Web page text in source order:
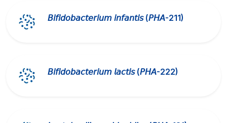
𝘉𝘪𝘧𝘪𝘥𝘰𝘣𝘢𝘤𝘵𝘦𝘳𝘪𝘶𝘮 𝘪𝘯𝘧𝘢𝘯𝘵𝘪𝘴 (𝘗𝘏𝘈-211)
𝘉𝘪𝘧𝘪𝘥𝘰𝘣𝘢𝘤𝘵𝘦𝘳𝘪𝘶𝘮 𝘭𝘢𝘤𝘵𝘪𝘴 (𝘗𝘏𝘈-222)